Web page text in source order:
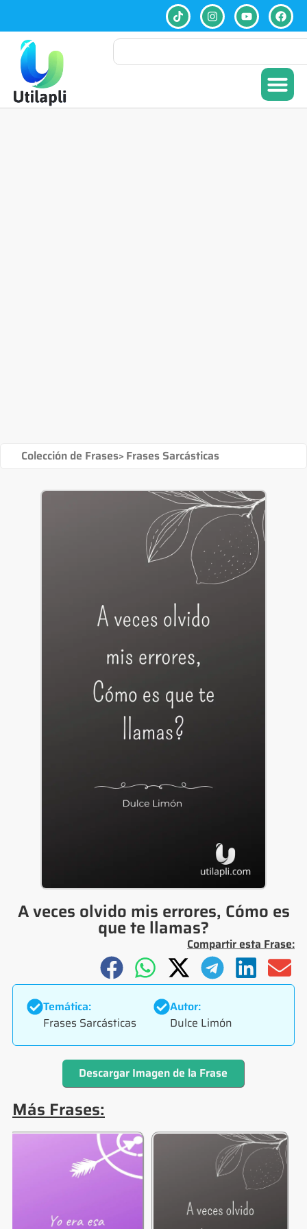
Colección de Frases> Frases Sarcásticas
A veces olvido mis errores, Cómo es
que te llamas?
Compartir esta Frase:
Temática:
Frases Sarcásticas
Autor:
Dulce Limón
Descargar Imagen de la Frase
Más Frases: